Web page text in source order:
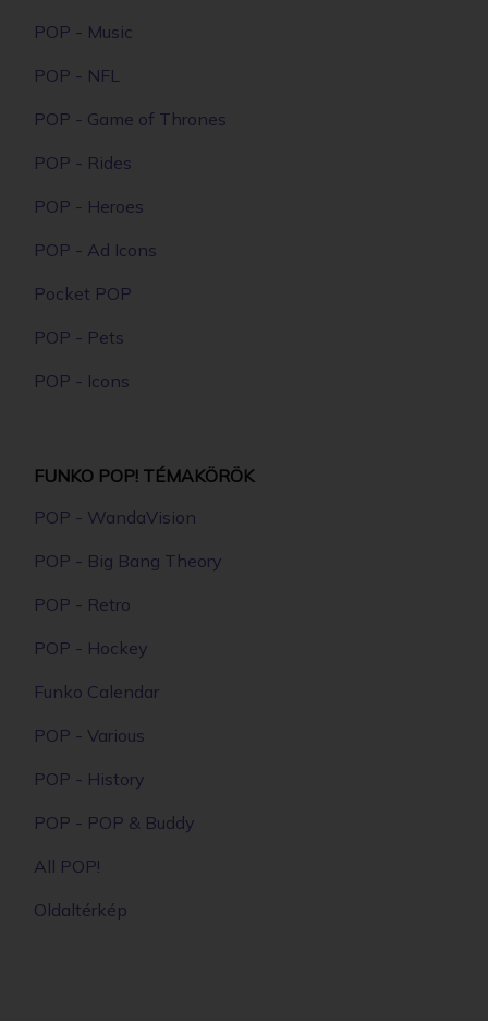
POP - Music
POP - NFL
POP - Game of Thrones
POP - Rides
POP - Heroes
POP - Ad Icons
Pocket POP
POP - Pets
POP - Icons
FUNKO POP! TÉMAKÖRÖK
POP - WandaVision
POP - Big Bang Theory
POP - Retro
POP - Hockey
Funko Calendar
POP - Various
POP - History
POP - POP & Buddy
All POP!
Oldaltérkép